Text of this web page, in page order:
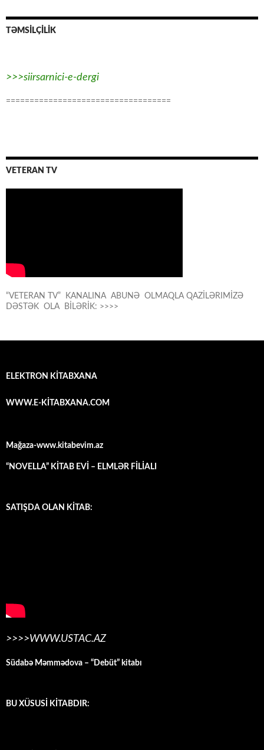
TƏMSİLÇİLİK
>>>siirsarnici-e-dergi
===================================
VETERAN TV
“VETERAN TV” KANALINA ABUNƏ OLMAQLA QAZİLƏRIMİZƏ
DƏSTƏK OLA BİLƏRİK: >>>>
ELEKTRON KİTABXANA
WWW.E-KİTABXANA.COM
Mağaza-www.kitabevim.az
“NOVELLA” KİTAB EVİ – ELMLƏR FİLİALI
SATIŞDA OLAN KİTAB:
>>>>WWW.USTAC.AZ
Südabə Məmmədova – “Debüt” kitabı
BU XÜSUSİ KİTABDIR: